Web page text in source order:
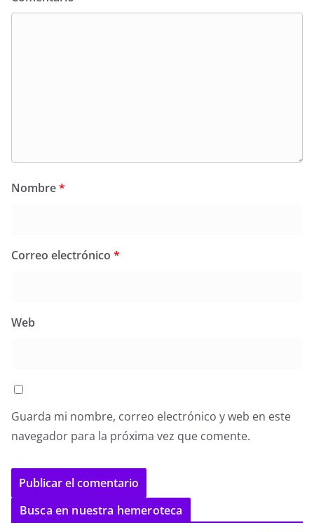
Nombre*
Correo electrónico *
Web
Guarda mi nombre, correo electrónico y web en este
navegador para la próxima vez que comente.
Busca en nuestra hemeroteca